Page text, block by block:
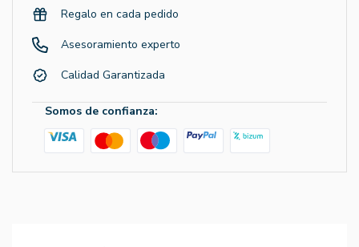
Regalo en cada pedido
Asesoramiento experto
Calidad Garantizada
Somos de confianza: